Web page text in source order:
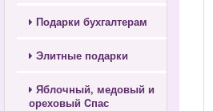
Подарки бухгалтерам
Элитные подарки
Яблочный, медовый и
ореховый Cпас